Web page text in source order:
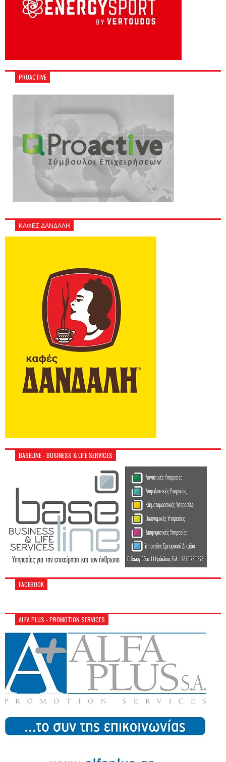
PROACTIVE
ΚΑΦΕΣ ΔΑΝΔΑΛΗ
BASELINE - BUSINESS & LIFE SERVICES
FACEBOOK
ALFA PLUS - PROMOTION SERVICES